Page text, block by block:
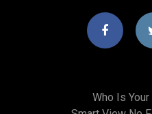
Who Is